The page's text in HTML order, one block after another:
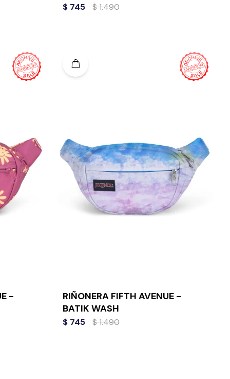
$ 745 $1.490
-
RIÑONERA FIFTH AVENUE -
BATIK WASH
$ 745 $1.490